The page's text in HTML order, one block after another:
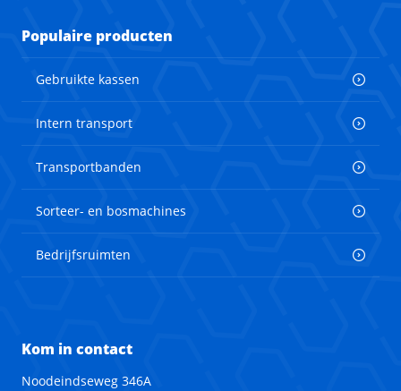
Populaire producten
Gebruikte kassen
Intern transport
Transportbanden
Sorteer- en bosmachines
Bedrijfsruimten
Kom in contact
Noodeindseweg 346A